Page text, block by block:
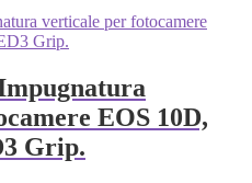
EOS 10D,
Grip.